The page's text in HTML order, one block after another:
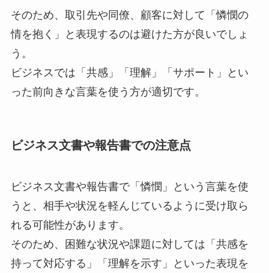
そのため、取引先や同僚、顧客に対して「憐憫の
情を抱く」と表現するのは避けた方が良いでしょ
う。
ビジネスでは「共感」「理解」「サポート」とい
った前向きな言葉を使う方が適切です。
ビジネス文書や報告書での注意点
ビジネス文書や報告書で「憐憫」という言葉を使
うと、相手や状況を軽んじているように受け取ら
れる可能性があります。
そのため、困難な状況や課題に対しては「共感を
持って対応する」「理解を示す」といった表現を